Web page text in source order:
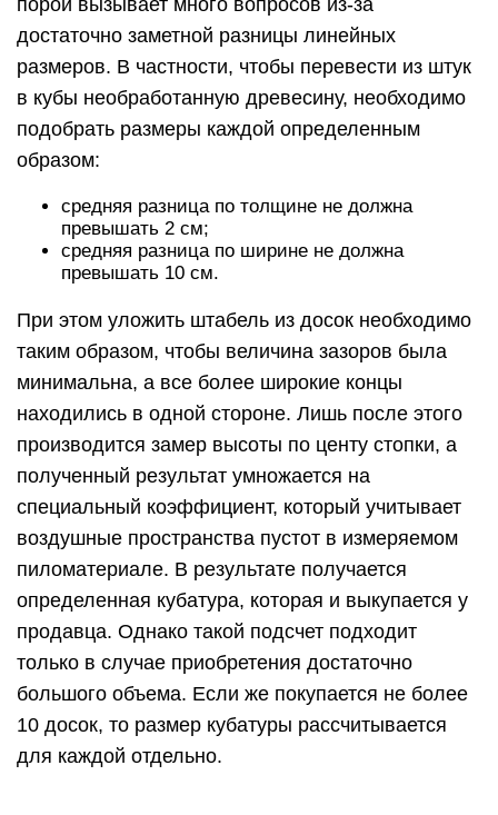
достаточно заметной разницы линейных
размеров. В частности, чтобы перевести из штук
в кубы необработанную древесину, необходимо
подобрать размеры каждой определенным
образом:
средняя разница по толщине не должна
превышать 2 см;
средняя разница по ширине не должна
превышать 10 см.
При этом уложить штабель из досок необходимо
таким образом, чтобы величина зазоров была
минимальна, а все более широкие концы
находились в одной стороне. Лишь после этого
производится замер высоты по центу стопки, а
полученный результат умножается на
специальный коэффициент, который учитывает
воздушные пространства пустот в измеряемом
пиломатериале. В результате получается
определенная кубатура, которая и выкупается у
продавца. Однако такой подсчет подходит
только в случае приобретения достаточно
большого объема. Если же покупается не более
10 досок, то размер кубатуры рассчитывается
для каждой отдельно.